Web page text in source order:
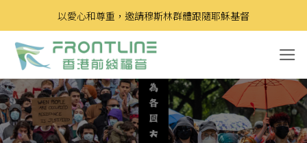
to
content
以愛心和尊重，邀請穆斯林群體跟隨耶穌基督